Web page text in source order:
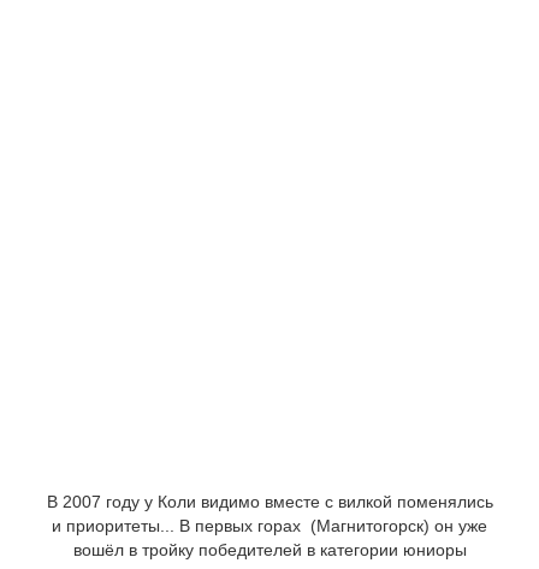
В 2007 году у Коли видимо вместе с вилкой поменялись
и приоритеты... В первых горах (Магнитогорск) он уже
вошёл в тройку победителей в категории юниоры